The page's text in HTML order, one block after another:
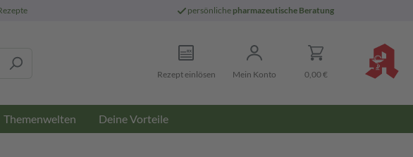
persönliche pharmazeutische Beratung
Rezept einlösen Mein Konto 0,00 €
Themenwelten Deine Vorteile